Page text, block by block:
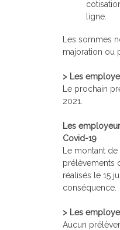
ligne.
Les sommes
majoration ou
> Les
Le prochain
2021.
Les
Covid-19
Le montant
prélèvements
réalisés le 15
conséquence.
> Les
Aucun